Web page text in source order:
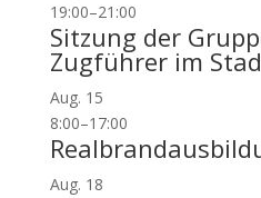
19:00–21:00
Sitzung der
Zugführer im
Aug. 15
8:00–17:00
Aug. 18